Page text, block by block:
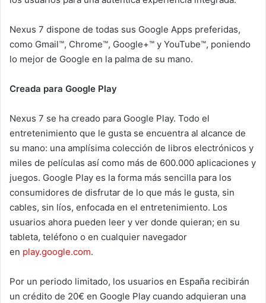
Nexus 7 dispone de todas sus Google Apps preferidas,
como Gmail™, Chrome™, Google+™ y YouTube™, poniendo
lo mejor de Google en la palma de su mano.
Creada para Google Play
Nexus 7 se ha creado para Google Play. Todo el
entretenimiento que le gusta se encuentra al alcance de
su mano: una amplísima colección de libros electrónicos y
miles de películas así como más de 600.000 aplicaciones y
juegos. Google Play es la forma más sencilla para los
consumidores de disfrutar de lo que más le gusta, sin
cables, sin líos, enfocada en el entretenimiento. Los
usuarios ahora pueden leer y ver donde quieran; en su
tableta, teléfono o en cualquier navegador
en play.google.com.
Por un periodo limitado, los usuarios en España recibirán
un crédito de 20€ en Google Play cuando adquieran una